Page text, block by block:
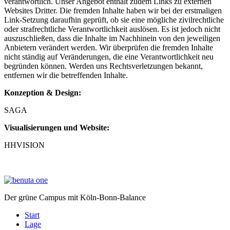
Websites Dritter. Die fremden Inhalte haben wir bei der erstmaligen
Link-Setzung daraufhin geprüft, ob sie eine mögliche zivilrechtliche
oder strafrechtliche Verantwortlichkeit auslösen. Es ist jedoch nicht
auszuschließen, dass die Inhalte im Nachhinein von den jeweiligen
Anbietern verändert werden. Wir überprüfen die fremden Inhalte
nicht ständig auf Veränderungen, die eine Verantwortlichkeit neu
begründen können. Werden uns Rechtsverletzungen bekannt,
entfernen wir die betreffenden Inhalte.
Konzeption & Design:
SAGA
Visualisierungen und Website:
HHVISION
Der grüne Campus mit Köln-Bonn-Balance
Start
Lage